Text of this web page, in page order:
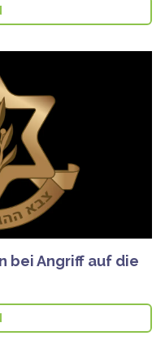
bei Angriff auf die